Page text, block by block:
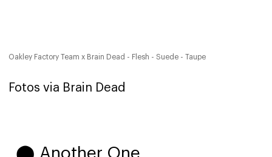
Oakley Factory Team x Brain Dead - Flesh - Suede - Taupe
Fotos via Brain Dead